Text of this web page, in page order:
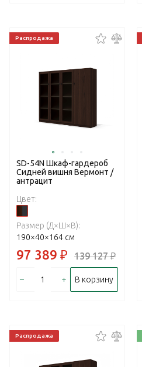
Распродажа
SD-54N Шкаф-гардероб
Сидней вишня Вермонт /
антрацит
Цвет:
Размер (Д×Ш×В):
190×40×164 см
97 389 ₽ 139 127₽
– + В корзину
Распродажа